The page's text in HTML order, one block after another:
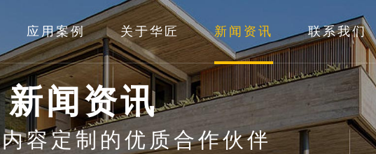
应用案例 关于华匠 新闻资讯 联系我们
新闻资讯
容定制的优质合作伙伴